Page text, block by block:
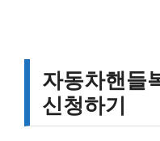
자동차핸들
신청하기